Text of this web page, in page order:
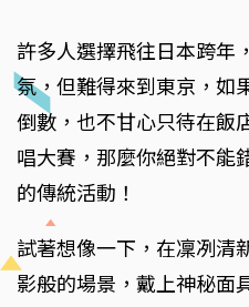
許多人選擇飛往日本跨年
氛，但難得來到東京，如
倒數，也不甘心只待在飯
唱大賽，那麼你絕對不能
的傳統活動！
試著想像一下，在凜冽清
影般的場景，戴上神秘面